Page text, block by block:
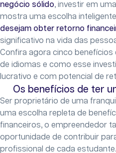
negócio sólido, investir em
mostra uma escolha
desejam obter retorno
significativo na vida das
Confira agora cinco benefícios
de idiomas e como esse
lucrativo e com potencial de
Os benefícios de ter
Ser proprietário de uma
uma escolha repleta de
financeiros, o empreendedor
oportunidade de contribuir
profissional de cada estudante.